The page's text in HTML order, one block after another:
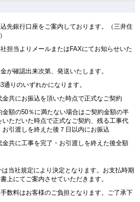
先銀行口座をご案内しております。（三井住
担当よりメールまたはFAXにてお知らせいた
が確認出来次第、発送いたします。
りのいずれかになります。
金共にお振込を頂いた時点で正式なご契約
金額の50％に満たない場合はご契約金額の半
いただいた時点で正式なご契約、残る工事代
お引渡しを終えた後７日以内にお振込
金共に工事を完了・お引渡しを終えた後全額
当社規定により決定となります。お支払時期
上にてご案内させていただきます。
数料はお客様のご負担となります。ご了承下